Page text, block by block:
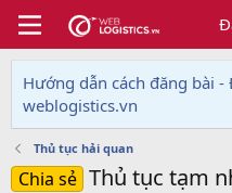
Hướng dẫn cách đăng bài -
weblogistics.vn
Thủ tục hải quan
Chia sẻ Thủ tục tạm